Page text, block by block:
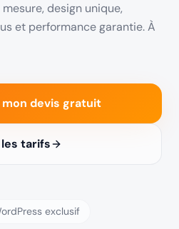
design unique,
et performance garantie. À
devis gratuit
tarifs
exclusif